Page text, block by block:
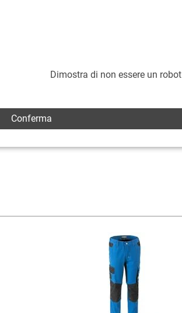
Dimostra di non essere un robot